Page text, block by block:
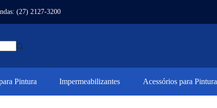
(27) 2127-3200
Pintura Impermeabilizantes Acessórios para Pintura